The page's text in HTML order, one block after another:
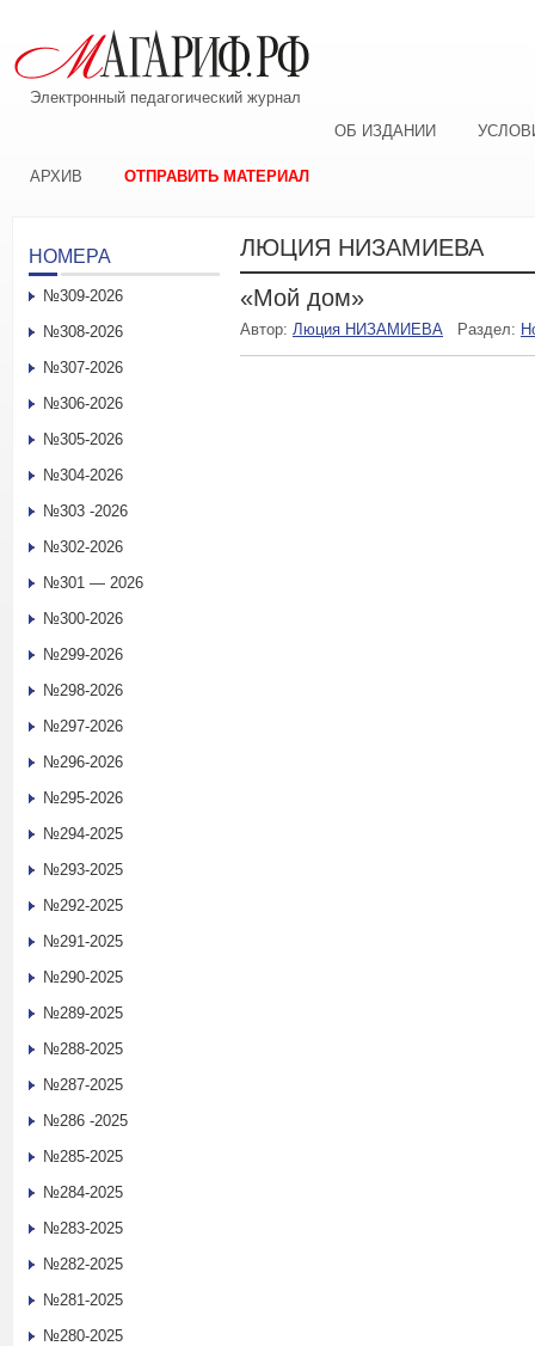
Электронный педагогический журнал
ОБ ИЗДАНИИ
АРХИВ ОТПРАВИТЬ МАТЕРИАЛ
ЛЮЦИЯ НИЗАМИЕВА
«Мой дом»
Автор: Люция НИЗАМИЕВА Раздел:
НОМЕРА
№309-2026
№308-2026
№307-2026
№306-2026
№305-2026
№304-2026
№303 -2026
№302-2026
№301 — 2026
№300-2026
№299-2026
№298-2026
№297-2026
№296-2026
№295-2026
№294-2025
№293-2025
№292-2025
№291-2025
№290-2025
№289-2025
№288-2025
№287-2025
№286 -2025
№285-2025
№284-2025
№283-2025
№282-2025
№281-2025
№280-2025